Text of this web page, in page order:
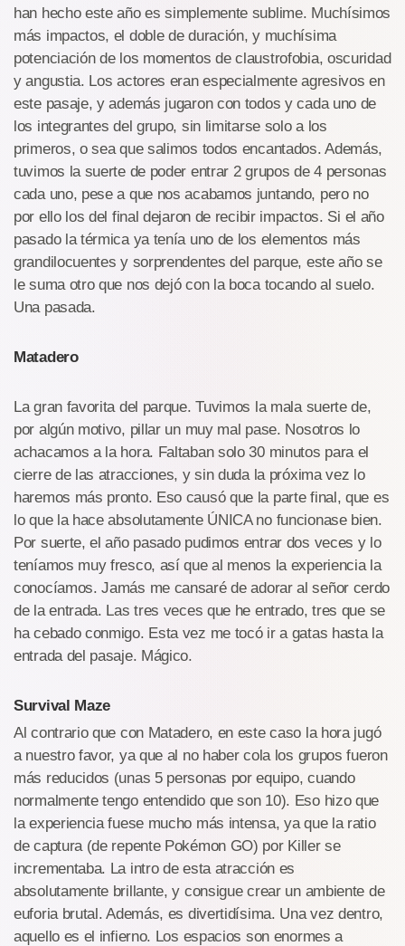
han hecho este año es simplemente sublime. Muchísimos
más impactos, el doble de duración, y muchísima
potenciación de los momentos de claustrofobia, oscuridad
y angustia. Los actores eran especialmente agresivos en
este pasaje, y además jugaron con todos y cada uno de
los integrantes del grupo, sin limitarse solo a los
primeros, o sea que salimos todos encantados. Además,
tuvimos la suerte de poder entrar 2 grupos de 4 personas
cada uno, pese a que nos acabamos juntando, pero no
por ello los del final dejaron de recibir impactos. Si el año
pasado la térmica ya tenía uno de los elementos más
grandilocuentes y sorprendentes del parque, este año se
le suma otro que nos dejó con la boca tocando al suelo.
Una pasada.
Matadero
La gran favorita del parque. Tuvimos la mala suerte de,
por algún motivo, pillar un muy mal pase. Nosotros lo
achacamos a la hora. Faltaban solo 30 minutos para el
cierre de las atracciones, y sin duda la próxima vez lo
haremos más pronto. Eso causó que la parte final, que es
lo que la hace absolutamente ÚNICA no funcionase bien.
Por suerte, el año pasado pudimos entrar dos veces y lo
teníamos muy fresco, así que al menos la experiencia la
conocíamos. Jamás me cansaré de adorar al señor cerdo
de la entrada. Las tres veces que he entrado, tres que se
ha cebado conmigo. Esta vez me tocó ir a gatas hasta la
entrada del pasaje. Mágico.
Survival Maze
Al contrario que con Matadero, en este caso la hora jugó
a nuestro favor, ya que al no haber cola los grupos fueron
más reducidos (unas 5 personas por equipo, cuando
normalmente tengo entendido que son 10). Eso hizo que
la experiencia fuese mucho más intensa, ya que la ratio
de captura (de repente Pokémon GO) por Killer se
incrementaba. La intro de esta atracción es
absolutamente brillante, y consigue crear un ambiente de
euforia brutal. Además, es divertidísima. Una vez dentro,
aquello es el infierno. Los espacios son enormes a